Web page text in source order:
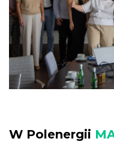
W Polenergii